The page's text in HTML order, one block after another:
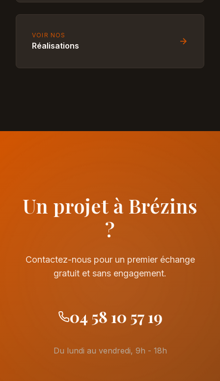
VOIR NOS
Réalisations
Un projet à Brézins
?
Contactez-nous pour un premier échange
gratuit et sans engagement.
04 58 10 57 19
Du lundi au vendredi, 9h - 18h